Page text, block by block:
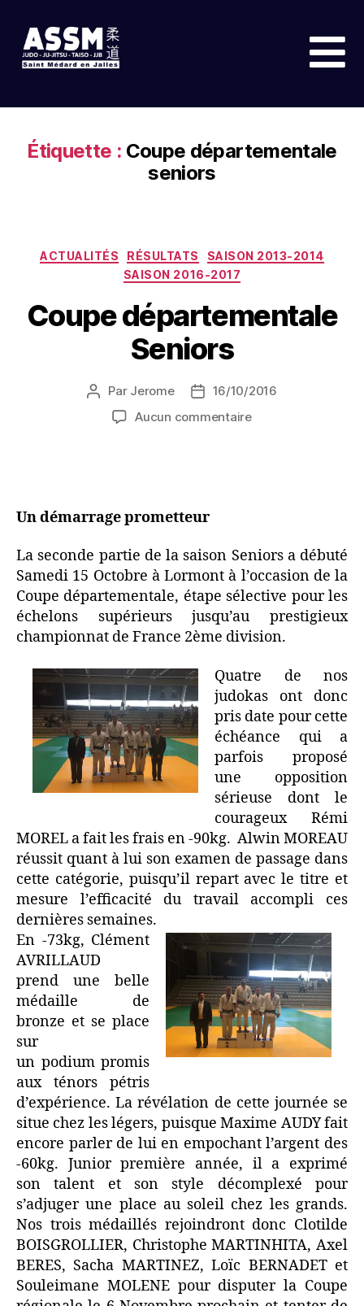
Étiquette : Coupe départementale
seniors
ACTUALITÉS RÉSULTATS
SAISON 2013-2014
SAISON 2016-2017
Coupe départementale
Seniors
Par Jerome
16/10/2016
Aucun commentaire
Un démarrage prometteur
La seconde partie de la saison Seniors a débuté
Samedi 15 Octobre à Lormont à l’occasion de la
Coupe départementale, étape sélective pour les
échelons supérieurs jusqu’au prestigieux
championnat de France 2ème division.
Quatre de nos
judokas ont donc
pris date pour cette
échéance qui a
parfois proposé
une opposition
sérieuse dont le
courageux Rémi
MOREL a fait les frais en -90kg. Alwin MOREAU
réussit quant à lui son examen de passage dans
cette catégorie, puisqu’il repart avec le titre et
mesure l’efficacité du travail accompli ces
dernières semaines.
En -73kg, Clément
AVRILLAUD
prend une belle
médaille de
bronze et se place
sur
un podium promis
aux ténors pétris
d’expérience. La révélation de cette journée se
situe chez les légers, puisque Maxime AUDY fait
encore parler de lui en empochant l’argent des
-60kg. Junior première année, il a exprimé
son talent et son style décomplexé pour
s’adjuger une place au soleil chez les grands.
Nos trois médaillés rejoindront donc Clotilde
BOISGROLLIER, Christophe MARTINHITA, Axel
BERES, Sacha MARTINEZ, Loïc BERNADET et
Souleimane MOLENE pour disputer la Coupe